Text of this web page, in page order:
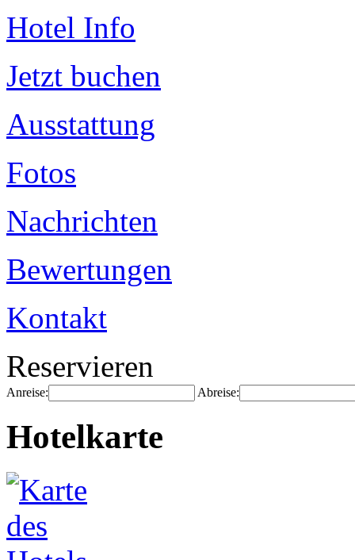
Hotel Info
Jetzt buchen
Ausstattung
Fotos
Nachrichten
Bewertungen
Kontakt
Reservieren
Anreise: Abreise:
Hotelkarte